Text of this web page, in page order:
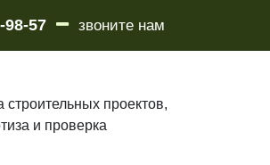
98-57 звоните нам
строительных проектов,
и проверка